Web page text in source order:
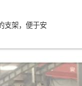
支架，便于安